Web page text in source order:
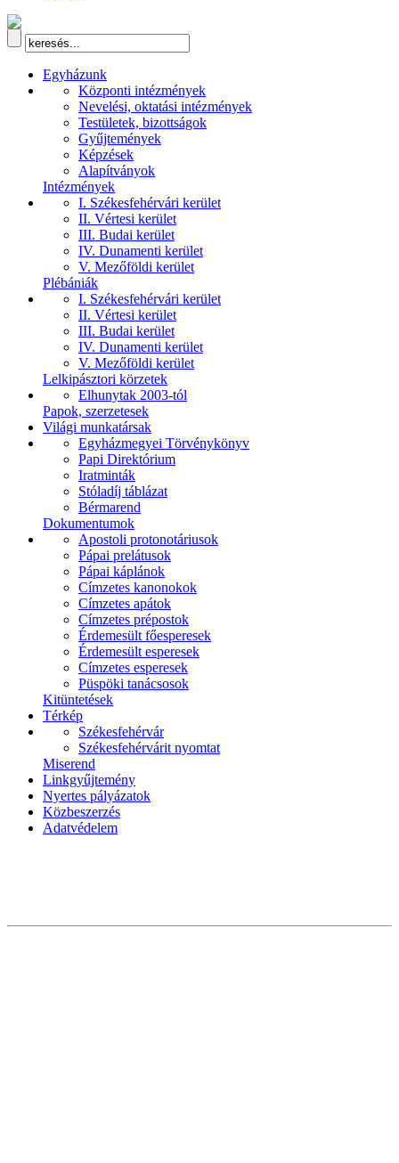
Egyházunk
Központi intézmények
Nevelési, oktatási intézmények
Testületek, bizottságok
Gyűjtemények
Képzések
Alapítványok
Intézmények
I. Székesfehérvári kerület
II. Vértesi kerület
III. Budai kerület
IV. Dunamenti kerület
V. Mezőföldi kerület
Plébániák
I. Székesfehérvári kerület
II. Vértesi kerület
III. Budai kerület
IV. Dunamenti kerület
V. Mezőföldi kerület
Lelkipásztori körzetek
Elhunytak 2003-tól
Papok, szerzetesek
Világi munkatársak
Egyházmegyei Törvénykönyv
Papi Direktórium
Iratminták
Stóladíj táblázat
Bérmarend
Dokumentumok
Apostoli protonotáriusok
Pápai prelátusok
Pápai káplánok
Címzetes kanonokok
Címzetes apátok
Címzetes prépostok
Érdemesült főesperesek
Érdemesült esperesek
Címzetes esperesek
Püspöki tanácsosok
Kitüntetések
Térkép
Székesfehérvár
Székesfehérvárit nyomtat
Miserend
Linkgyűjtemény
Nyertes pályázatok
Közbeszerzés
Adatvédelem